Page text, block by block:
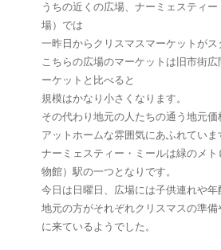
うちの近くの広場、ナーミェスティ
場）では
一昨日からクリスマスマーケットがス
こちらの広場のマーケットは旧市街
ーケットと比べると
規模はかなり小さくなります。
その代わり地元の人たちの通う地元
アットホームな雰囲気にあふれていま
ナーミェスティー・ミールは緑のメ
物館）駅の一つとなりです。
今日は日曜日、広場には子供連れや年
地元の方がそれぞれクリスマスの準備
に来ているようでした。